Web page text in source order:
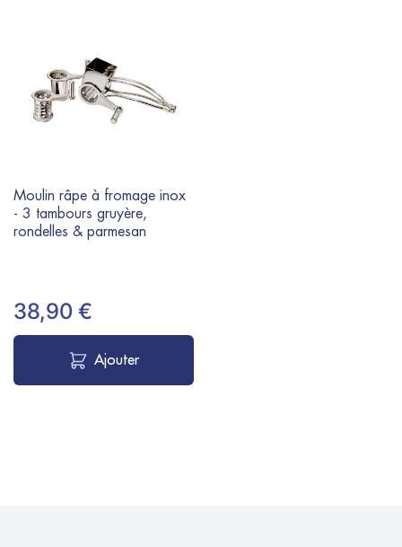
Moulin râpe à fromage inox
- 3 tambours gruyère,
rondelles & parmesan
38,90 €
Ajouter